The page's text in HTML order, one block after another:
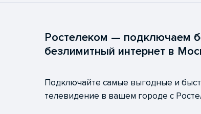
Ростелеком — подключаем
безлимитный интернет в
Подключайте самые выгодные и
телевидение в вашем городе с